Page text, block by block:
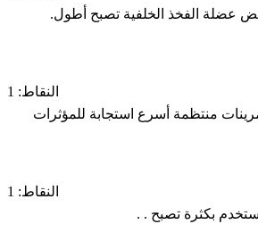
عضلة الفخذ الخلفية تصبح أطول.
النقاط: 1
منتظمة أسرع استجابة للمؤثرات
النقاط: 1
بكثرة تصبح . .